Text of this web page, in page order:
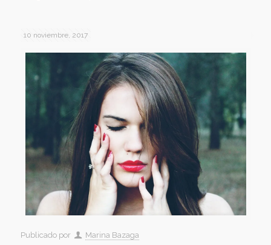
10 noviembre, 2017
Publicado por Marina Bazaga